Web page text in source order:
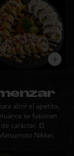
abrir el apetito,
se fusionan
carácter. El
Nikkei.